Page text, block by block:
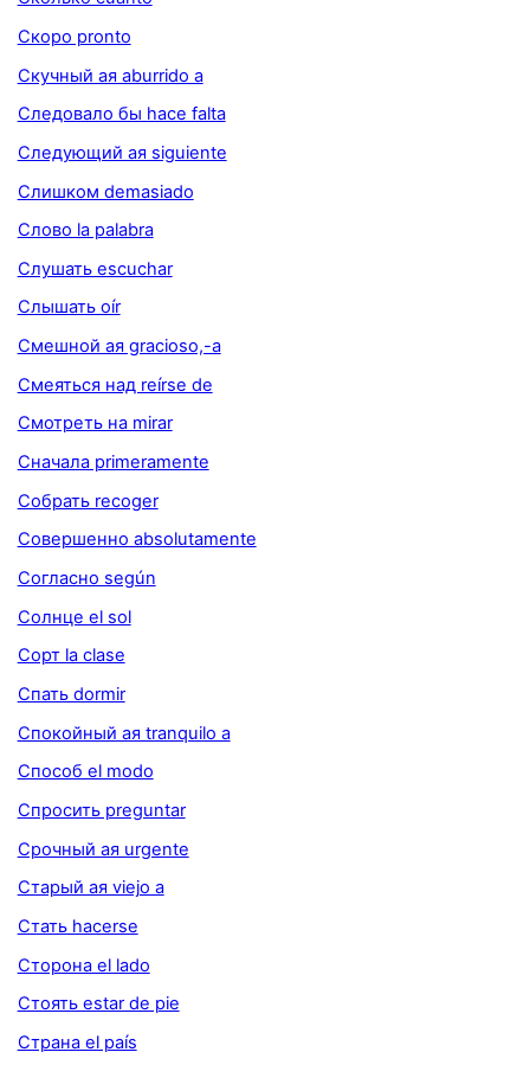
Скоро pronto
Скучный ая aburrido a
Следовало бы hace falta
Следующий ая siguiente
Слишком demasiado
Слово la palabra
Слушать escuchar
Слышать oír
Смешной ая gracioso,-a
Смеяться над reírse de
Смотреть на mirar
Сначала primeramente
Собрать recoger
Совершенно absolutamente
Согласно según
Солнце el sol
Сорт la clase
Спать dormir
Спокойный ая tranquilo a
Способ el modo
Спросить preguntar
Срочный ая urgente
Старый ая viejo a
Стать hacerse
Сторона el lado
Стоять estar de pie
Страна el país